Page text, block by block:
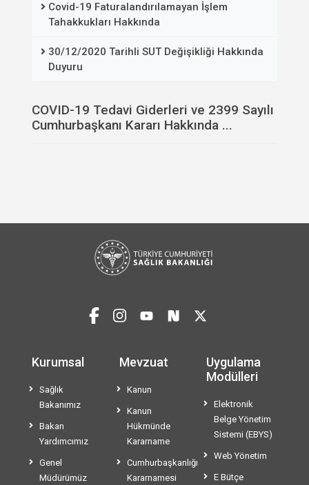
Covid-19 Faturalandırılamayan İşlem
Tahakkukları Hakkında
30/12/2020 Tarihli SUT Değişikliği Hakkında
Duyuru
COVID-19 Tedavi Giderleri ve 2399 Sayılı
Cumhurbaşkanı Kararı Hakkında ...
Kurumsal
Sağlık
Bakanımız
Bakan
Yardımcımız
Genel
Müdürümüz
Mevzuat
Kanun
Kanun
Hükmünde
Kararname
Cumhurbaşkanlığı
Kararnamesi
Uygulama
Modülleri
Elektronik
Belge Yönetim
Sistemi (EBYS)
Web Yönetim
E Bütçe